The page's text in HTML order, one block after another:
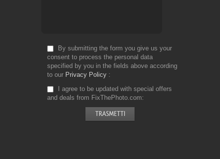
By submitting the form you give us your
consent to process the personal data
specified by you in the fields above according
to our Privacy Policy
I agree to be updated with special offers
and deals from FixThePhoto.com